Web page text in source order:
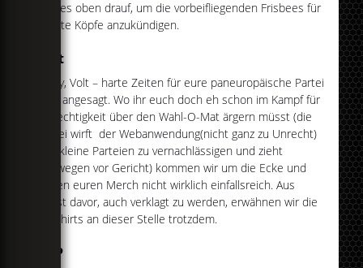
gibt es oben drauf, um die vorbeifliegenden Frisbees für
rechte Köpfe anzukündigen.
Volt
Sorry, Volt – harte Zeiten für eure paneuropäische Partei
sind angesagt. Wo ihr euch doch eh schon im Kampf für
Gerechtigkeit über den Wahl-O-Mat ärgern müsst (die
Partei wirft der Webanwendung(nicht ganz zu Unrecht)
vor, kleine Parteien zu vernachlässigen und zieht
deswegen vor Gericht) kommen wir um die Ecke und
finden euren Merch nicht wirklich einfallsreich. Aus
Angst davor, auch verklagt zu werden, erwähnen wir die
lila Shirts an dieser Stelle trotzdem.
FDP